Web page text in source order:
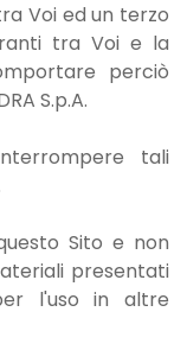
Voi ed un terzo
tra Voi e la
perciò
S.p.A.
tali
Sito e non
presentati
l'uso in altre